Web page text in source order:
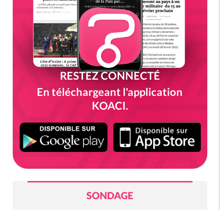
RESTEZ CONNECTÉ
En téléchargeant l'application
KOACI.
SONDAGE